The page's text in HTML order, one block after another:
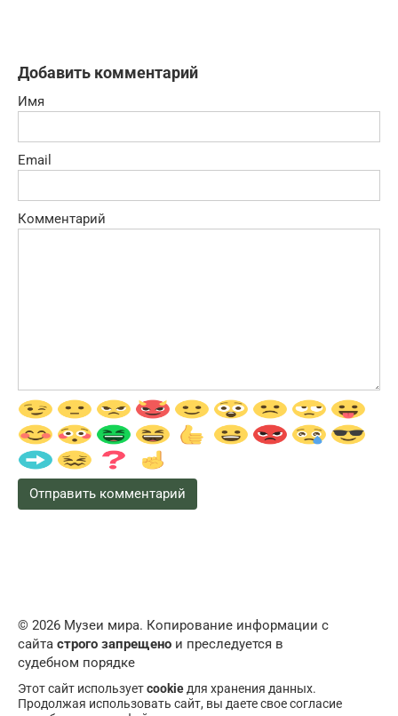
Добавить комментарий
Имя
Email
Комментарий
© 2026 Музеи мира. Копирование информации с
сайта строго запрещено и преследуется в
судебном порядке
Этот сайт используетcookieдля хранения данных.
Продолжая использовать сайт, вы даете свое согласие